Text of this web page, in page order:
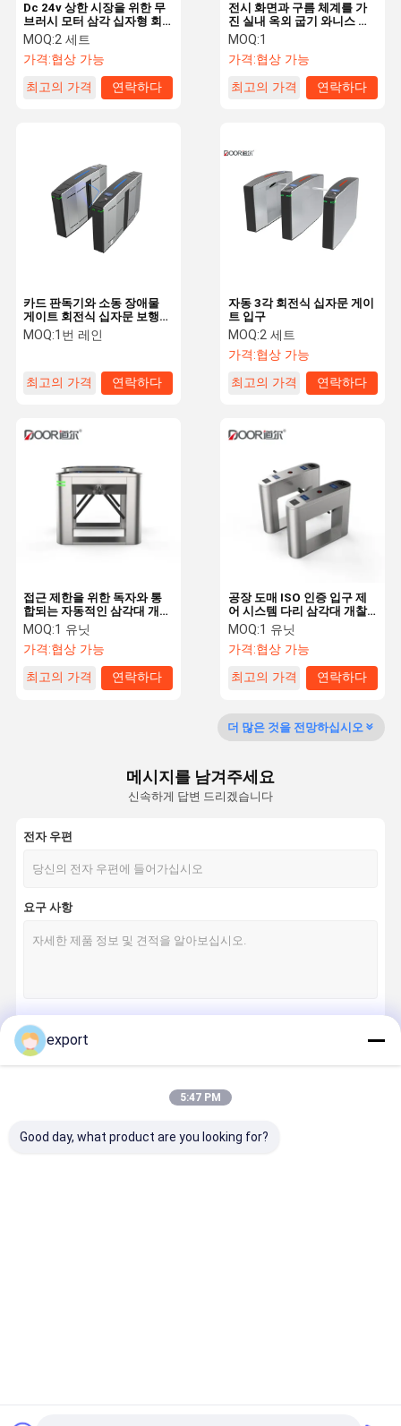
공장 여행 품질 관리 뉴스
속도 문 십자형 회전식 문
자동 입구 십자형 회전식 문
얼굴 승인 십자형 회전식 문
삼각대 Turnstile 게이트
얼굴 인식 접근 제한 체계
전시 화면과 구름 체계를 가
진 실내 옥외 굽기 와니스 페
인트 삼각대 장벽
MOQ:1
가격:협상 가능
최고의 가격
연락하다
Dc 24v 상한 시장을 위한 무
브러시 모터 삼각 십자형 회
전식 문 문 6383
MOQ:2 세트
가격:협상 가능
최고의 가격
연락하다
자동 3각 회전식 십자문 게이
트 입구
MOQ:2 세트
가격:협상 가능
최고의 가격
연락하다
카드 판독기와 소동 장애물
게이트 회전식 십자문 보행자
접근 게이트
MOQ:1번 레인
최고의 가격 연락하다
공장 도매 ISO 인증 입구 제
어 시스템 다리 삼각대 개찰
구 게이트
MOQ:1 유닛
가격:협상 가능
최고의 가격
연락하다
접근 제한을 위한 독자와 통
합되는 자동적인 삼각대 개찰
구 문
MOQ:1 유닛
가격:협상 가능
최고의 가격
연락하다
더 많은 것을 전망하십시오
메시지를 남겨주세요
신속하게 답변 드리겠습니다
전자 우편
요구 사항
export
5:47 PM
Good day, what product are you looking for?